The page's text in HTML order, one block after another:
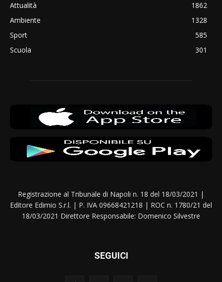
Attualità
1862
Ambiente
1328
Sport
585
Scuola
301
Registrazione al Tribunale di Napoli n. 18 del 18/03/2021 |
Editore Edimio S.r.l. | P. IVA 09668421218 | ROC n. 1780/21 del
18/03/2021 Direttore Responsabile: Domenico Silvestre
SEGUICI